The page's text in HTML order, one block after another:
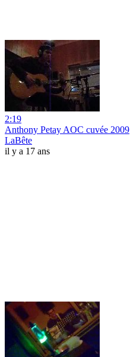
2:19
Anthony Petay AOC cuvée 2009
LaBête
il y a 17 ans